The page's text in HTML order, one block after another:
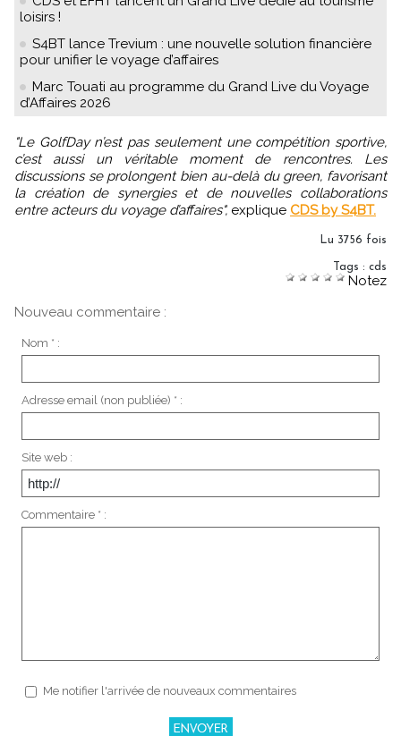
loisirs !
S4BT lance Trevium : une nouvelle solution financière
pour unifier le voyage d’affaires
Marc Touati au programme du Grand Live du Voyage
d’Affaires 2026
"Le GolfDay n’est pas seulement une compétition sportive,
c’est aussi un véritable moment de rencontres. Les
discussions se prolongent bien au-delà du green, favorisant
la création de synergies et de nouvelles collaborations
entre acteurs du voyage d’affaires", explique CDS by S4BT.
Lu 3756 fois
Tags : cds
Notez
Nouveau commentaire :
Nom * :
Adresse email (non publiée) * :
Site web :
Commentaire * :
Me notifier l'arrivée de nouveaux commentaires